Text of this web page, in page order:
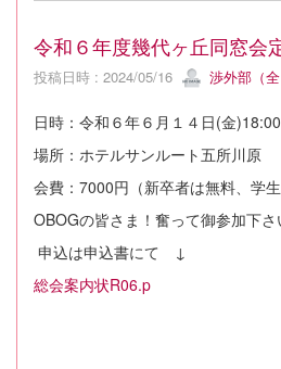
令和６年度幾代ヶ丘同窓会
投稿日時 : 2024/05/16 渉外部（全
日時：令和６年６月１４日(金
場所：ホテルサンルート五所川原
会費：7000円（新卒者は無料、学生
OBOGの皆さま！奮って御参加下さ
申込は申込書にて ↓
総会案内状R06.p